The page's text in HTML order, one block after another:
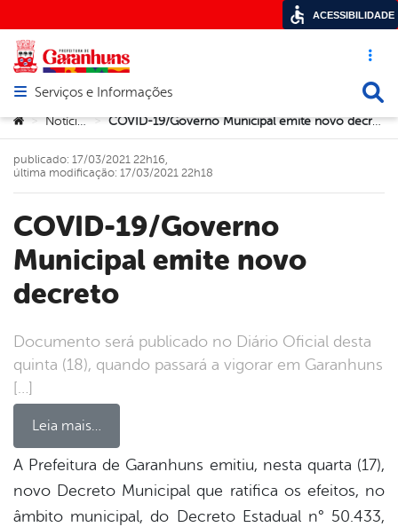
Acesso
Abrir menu principal de navegação
Serviços e Informações
Você está aqui:
> Notícias > COVID-19/Governo Municipal emite novo decreto
COVID-19/Governo
Municipal emite novo
decreto
Documento será publicado no Diário Oficial desta
quinta (18), quando passará a vigorar em Garanhuns
[…]
Leia mais…
publicado: 17/03/2021 22h16,
última modificação: 17/03/2021 22h18
A Prefeitura de Garanhuns emitiu, nesta quarta (17),
novo Decreto Municipal que ratifica os efeitos, no
âmbito municipal, do Decreto Estadual n° 50.433,
ACESSIBILIDADE